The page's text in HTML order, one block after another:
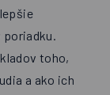
poriadku.
toho,
a ako ich